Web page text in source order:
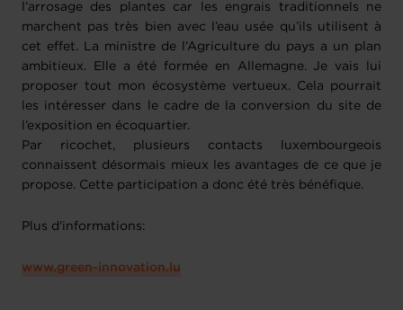
l’arrosage des plantes car les engrais traditionnels ne
marchent pas très bien avec l’eau usée qu’ils utilisent à
cet effet. La ministre de l’Agriculture du pays a un plan
ambitieux. Elle a été formée en Allemagne. Je vais lui
proposer tout mon écosystème vertueux. Cela pourrait
les intéresser dans le cadre de la conversion du site de
l’exposition en écoquartier.
Par ricochet, plusieurs contacts luxembourgeois
connaissent désormais mieux les avantages de ce que je
propose. Cette participation a donc été très bénéfique.
Plus d'informations:
www.green-innovation.lu